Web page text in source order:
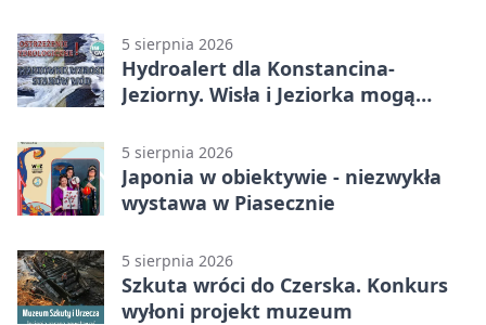
5 sierpnia 2026
Hydroalert dla Konstancina-
Jeziorny. Wisła i Jeziorka mogą
5 sierpnia 2026
Japonia w obiektywie - niezwykła
wystawa w Piasecznie
5 sierpnia 2026
Szkuta wróci do Czerska. Konkurs
wyłoni projekt muzeum